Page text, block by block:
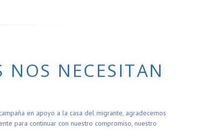
NECESITAN
en apoyo a la casa del migrante, agradecemos
para continuar con nuestro compromiso, nuestro